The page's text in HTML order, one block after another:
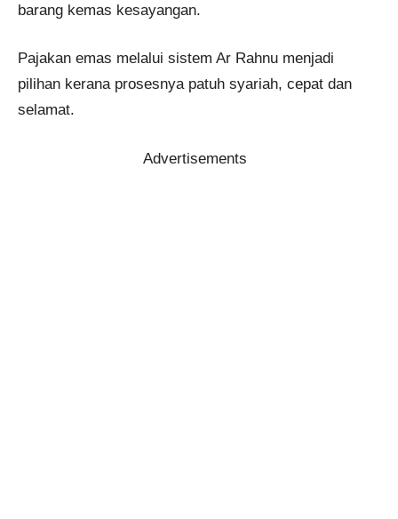
barang kemas kesayangan.
Pajakan emas melalui sistem Ar Rahnu menjadi
pilihan kerana prosesnya patuh syariah, cepat dan
selamat.
Advertisements